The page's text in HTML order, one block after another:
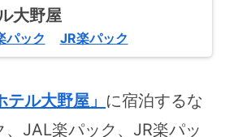
パック JR楽パック
テル大野屋」 に宿泊するな
、JAL楽パック、JR楽パッ